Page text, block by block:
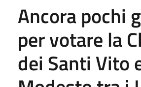
Ancora pochi
per votare la
dei Santi Vito